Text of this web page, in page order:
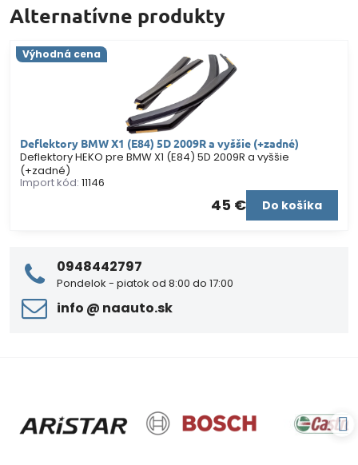
Alternatívne produkty
Deflektory BMW X1 (E84) 5D 2009R a vyššie (+zadné)
Výhodná cena
Deflektory HEKO pre BMW X1 (E84) 5D 2009R a vyššie
(+zadné)
Import kód: 11146
45 € Do košíka
0948442797
Pondelok - piatok od 8:00 do 17:00
info ​@ naauto​.sk